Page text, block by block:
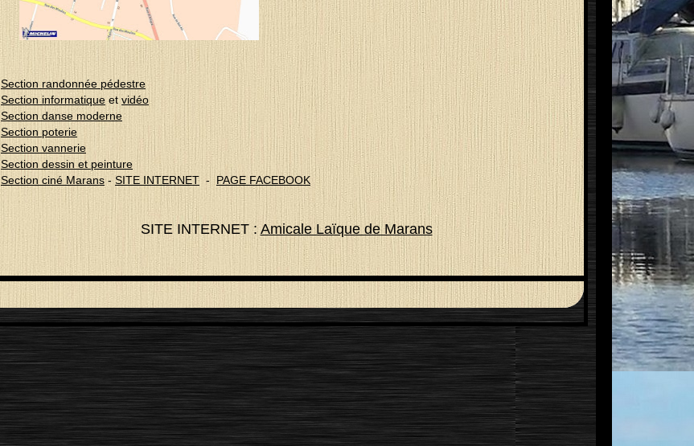
Section randonnée pédestre
Section informatique et vidéo
Section danse moderne
Section poterie
Section vannerie
Section dessin et peinture
Section ciné Marans - SITE INTERNET - PAGE FACEBOOK
SITE INTERNET :Amicale Laïque de Marans